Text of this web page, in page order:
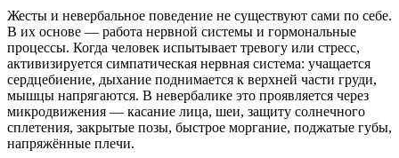
Жесты и невербальное поведение не существуют сами по себе.
В их основе — работа нервной системы и гормональные
процессы. Когда человек испытывает тревогу или стресс,
активизируется симпатическая нервная система: учащается
сердцебиение, дыхание поднимается к верхней части груди,
мышцы напрягаются. В невербалике это проявляется через
микродвижения — касание лица, шеи, защиту солнечного
сплетения, закрытые позы, быстрое моргание, поджатые губы,
напряжённые плечи.